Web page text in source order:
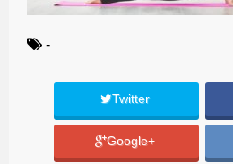
-
Twitter
Google+